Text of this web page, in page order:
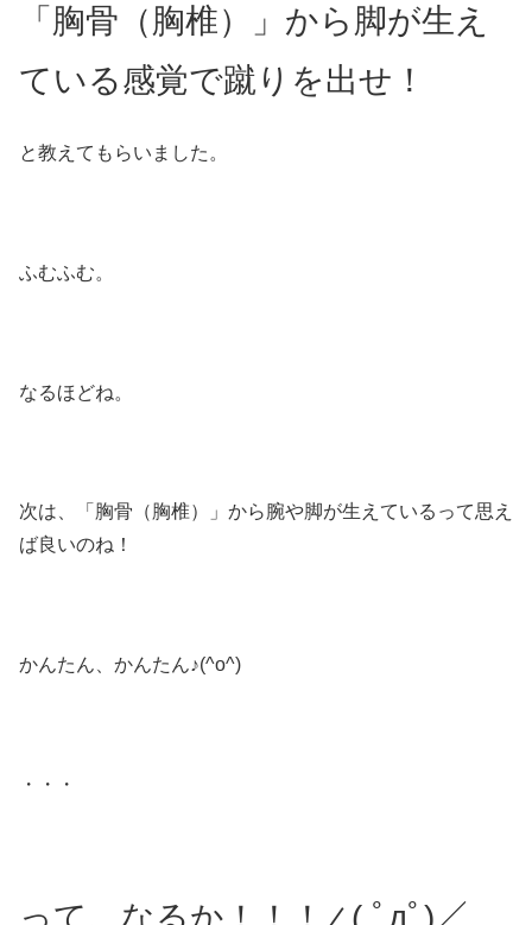
「胸骨（胸椎）」から脚が生え
ている感覚で蹴りを出せ！
と教えてもらいました。
ふむふむ。
なるほどね。
次は、「胸骨（胸椎）」から腕や脚が生えているって思え
ば良いのね！
かんたん、かんたん♪(^o^)
・・・
って、なるか！！！∠( ﾟдﾟ)／